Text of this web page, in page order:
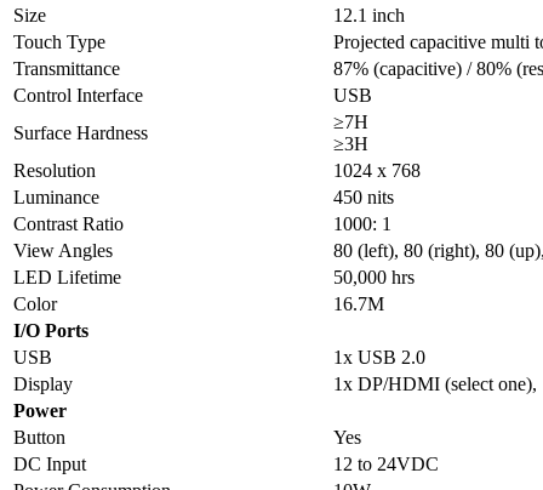
Size
12.1 inch
Touch Type
Projected capacitive multi
Transmittance
87% (capacitive) / 80%
Control Interface
USB
Surface Hardness
≥7H
≥3H
Resolution
1024 x 768
Luminance
450 nits
Contrast Ratio
1000: 1
View Angles
80 (left), 80 (right), 80
LED Lifetime
50,000 hrs
Color
16.7M
I/O Ports
USB
1x USB 2.0
Display
1x DP/HDMI (select
Power
Button
Yes
DC Input
12 to 24VDC